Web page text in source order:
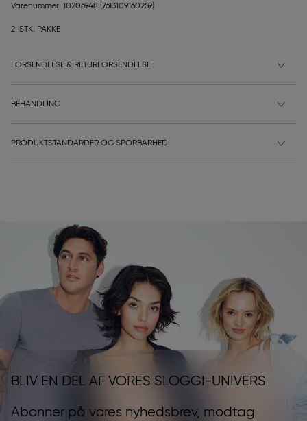
Varenummer: 10206948 (7613109160259)
2-STK. PAKKE
FORSENDELSE & RETURFORSENDELSE
BEHANDLING
PRODUKTSTANDARDER OG SPORBARHED
BLIV EN DEL AF VORES SLOGGI-UNIVERS
Abonner på vores nyhedsbrev, modtag